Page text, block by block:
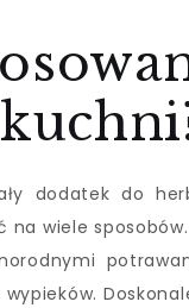
dodatek do
na wiele